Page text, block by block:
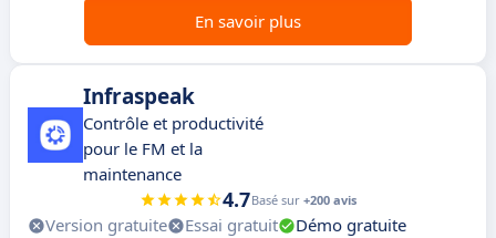
En savoir plus
Infraspeak
Contrôle et productivité
pour le FM et la
maintenance
4.7Basé sur +200 avis
Version gratuite Essai gratuit
Démo gratuite